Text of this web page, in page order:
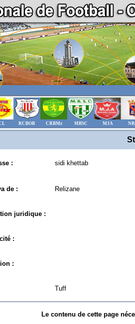
RCBOR CRBMz MBSC MJA
: sidi khettab
de : Relizane
juridique :
:
:
Tuff
Le contenu de cette page